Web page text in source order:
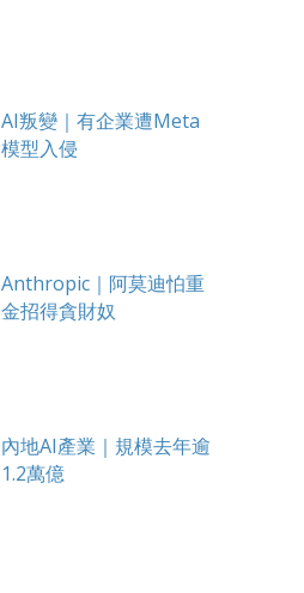
AI叛變｜有企業遭Meta
模型入侵
Anthropic｜阿莫迪怕重
金招得貪財奴
內地AI產業｜規模去年逾
1.2萬億